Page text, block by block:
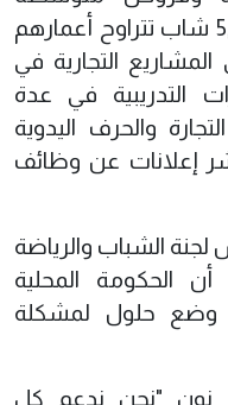
وصغيرة لمساعدة أكثر من5,000 شاب تتراوح أعمارهم
إطلاق المشاريع التجارية في
التدريبية في عدة
والحرف اليدوية
إعلانات عن وظائف
لجنة الشباب والرياضة
الحكومة المحلية
وضع حلول لمشكلة
نون "نحن ندعم كل